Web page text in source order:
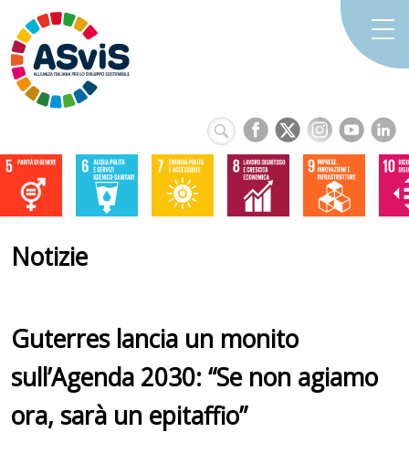
Notizie
Guterres lancia un monito
sull’Agenda 2030: “Se non agiamo
ora, sarà un epitaffio”